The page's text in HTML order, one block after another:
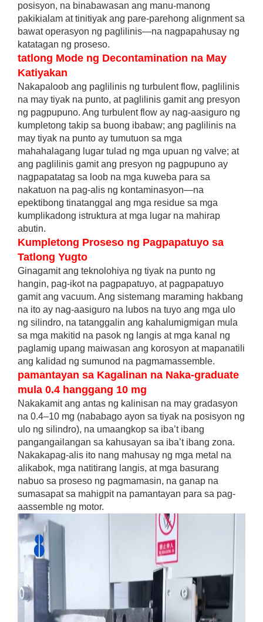
posisyon, na binabawasan ang manu-manong
pakikialam at tinitiyak ang pare-parehong alignment sa
bawat operasyon ng paglilinis—na nagpapahusay ng
katatagan ng proseso.
tatlong Mode ng Decontamination na May
Katiyakan
Nakapaloob ang paglilinis ng turbulent flow, paglilinis
na may tiyak na punto, at paglilinis gamit ang presyon
ng pagpupuno. Ang turbulent flow ay nag-aasiguro ng
kumpletong takip sa buong ibabaw; ang paglilinis na
may tiyak na punto ay tumutuon sa mga
mahahalagang lugar tulad ng mga upuan ng valve; at
ang paglilinis gamit ang presyon ng pagpupuno ay
nagpapatatag sa loob na mga kuweba para sa
nakatuon na pag-alis ng kontaminasyon—na
epektibong tinatanggal ang mga residue sa mga
kumplikadong istruktura at mga lugar na mahirap
abutin.
Kumpletong Proseso ng Pagpapatuyo sa
Tatlong Yugto
Ginagamit ang teknolohiya ng tiyak na punto ng
hangin, pag-ikot na pagpapatuyo, at pagpapatuyo
gamit ang vacuum. Ang sistemang maraming hakbang
na ito ay nag-aasiguro na lubos na tuyo ang mga ulo
ng silindro, na tatanggalin ang kahalumigmigan mula
sa mga makitid na pasok ng langis at mga kanal ng
paglamig upang maiwasan ang korosyon at mapanatili
ang kalidad ng sumunod na pagmamassemble.
pamantayan sa Kagalinan na Naka-graduate
mula 0.4 hanggang 10 mg
Nakakamit ang antas ng kalinisan na may gradasyon
na 0.4–10 mg (nababago ayon sa tiyak na posisyon ng
ulo ng silindro), na umaangkop sa iba’t ibang
pangangailangan sa kahusayan sa iba’t ibang zona.
Nakakapag-alis ito nang mahusay ng mga metal na
alikabok, mga natitirang langis, at mga basurang
nabuo sa proseso ng pagmamasin, na ganap na
sumasapat sa mahigpit na pamantayan para sa pag-
aassemble ng motor.